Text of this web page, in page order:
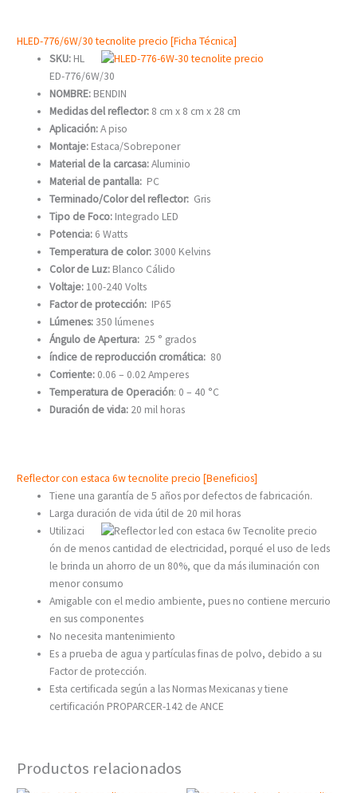
HLED-776/6W/30 tecnolite precio [Ficha Técnica]
SKU: HL
ED-776/6W/30
NOMBRE: BENDIN
Medidas del reflector: 8 cm x 8 cm x 28 cm
Aplicación:A piso
Montaje: Estaca/Sobreponer
Material de la carcasa:Aluminio
Material de pantalla: PC
Terminado/Color del reflector: Gris
Tipo de Foco: Integrado LED
Potencia: 6 Watts
Temperatura de color:3000 Kelvins
Color de Luz: Blanco Cálido
Voltaje: 100-240 Volts
Factor de protección: IP65
Lúmenes:350 lúmenes
Ángulo de Apertura: 25 ° grados
índice de reproducción cromática: 80
Corriente: 0.06 – 0.02 Amperes
Temperatura de Operación: 0 – 40 °C
Duración de vida: 20 mil horas
Reflector con estaca 6w tecnolite precio [Beneficios]
Tiene una garantía de 5 años por defectos de fabricación.
Larga duración de vida útil de 20 mil horas
Utilizaci
ón de menos cantidad de electricidad, porqué el uso de leds
le brinda un ahorro de un 80%, que da más iluminación con
menor consumo
Amigable con el medio ambiente, pues no contiene mercurio
en sus componentes
No necesita mantenimiento
Es a prueba de agua y partículas finas de polvo, debido a su
Factor de protección.
Esta certificada según a las Normas Mexicanas y tiene
certificación PROPARCER-142 de ANCE
Productos relacionados